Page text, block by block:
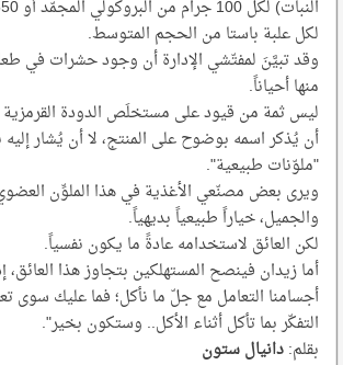
لكل علبة باستا من الحجم المتوسط.
وقد تبيَّنَ لمفتّشي الإدارة أن وجود حشرات في
منها أحياناً.
ليس ثمة من قيود على مستخلَص الدودة القرمزية
أن يُذكر اسمه بوضوح على المنتج، لا أن يُشار
"ملوّنات طبيعية".
ويرى بعض مصنّعي الأغذية في هذا الملوِّن
والجميل، خياراً طبيعياً بديهياً.
لكن العائق لاستخدامه عادةً ما يكون نفسياً.
أما زيدان فينصح المستهلكين بتجاوز هذا
أجسامنا التعامل مع جلّ ما نأكل؛ فما عليك سوى
التفكّر بما تأكل أثناء الأكل.. وستكون بخير".
بقلم:دانيال ستون